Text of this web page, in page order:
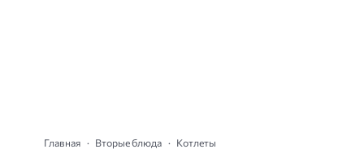
Главная Вторые блюда Котлеты